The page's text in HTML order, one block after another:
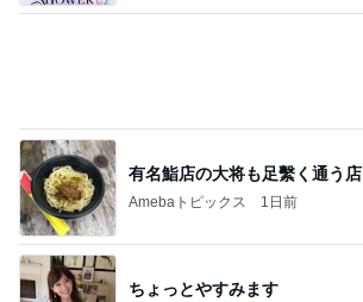
有名鮨店の大将も足繫く通う店
Amebaトピックス 1日前
ちょっとやすみます